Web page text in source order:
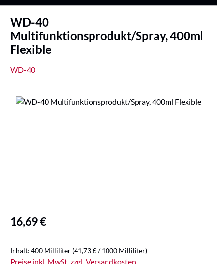
WD-40
Multifunktionsprodukt/Spray, 400ml
Flexible
WD-40
Bildergalerie überspringen
Regulärer Preis:
16,69 €
Inhalt: 400 Milliliter (41,73 € / 1000 Milliliter)
Preise inkl. MwSt. zzgl. Versandkosten